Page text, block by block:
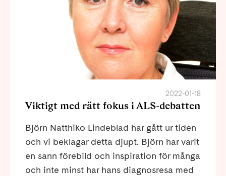
2022-01-18
Viktigt med rätt fokus i ALS-debatten
Björn Natthiko Lindeblad har gått ur tiden
och vi beklagar detta djupt. Björn har varit
en sann förebild och inspiration för många
och inte minst har hans diagnosresa med